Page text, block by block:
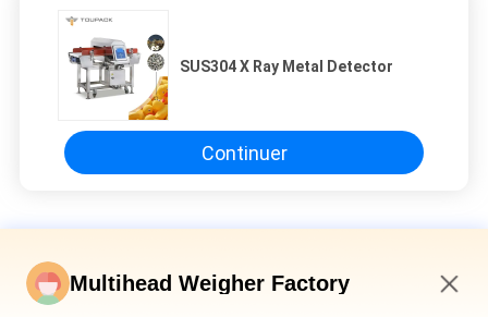
SUS304 X Ray Metal Detector
Continuer
Ceinture X Ray Metal Detector, X Ray Inspection Machine
d'ISO9001 600mm
Multihead Weigher Factory